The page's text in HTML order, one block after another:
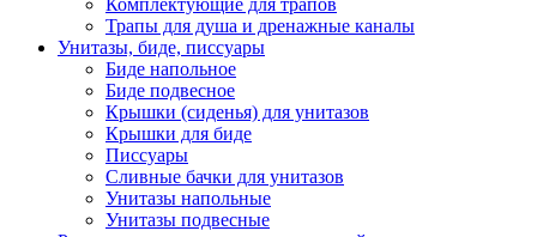
Комплектующие для трапов
Трапы для душа и дренажные каналы
Унитазы, биде, писсуары
Биде напольное
Биде подвесное
Крышки (сиденья) для унитазов
Крышки для биде
Писсуары
Сливные бачки для унитазов
Унитазы напольные
Унитазы подвесные